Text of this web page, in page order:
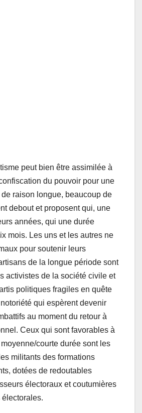
peut bien être assimilée à
du pouvoir pour une
raison longue, beaucoup de
debout et proposent qui, une
années, qui une durée
mois. Les uns et les autres ne
pour soutenir leurs
de la longue période sont
activistes de la société civile et
politiques fragiles en quête
qui espèrent devenir
au moment du retour à
Ceux qui sont favorables à
courte durée sont les
militants des formations
dotées de redoutables
électoraux et coutumières